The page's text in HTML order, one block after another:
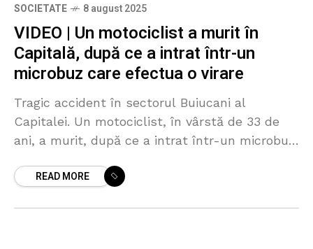
SOCIETATE 8 august 2025
VIDEO | Un motociclist a murit în
Capitală, după ce a intrat într-un
microbuz care efectua o virare
Tragic accident în sectorul Buiucani al
Capitalei. Un motociclist, în vârstă de 33 de
ani, a murit, după ce a intrat într-un microbuz
READ MORE